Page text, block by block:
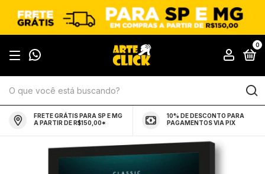
0
FRETE GRÁTIS PARA SP E MG
A PARTIR DE R$150,00*
10% DE DESCONTO PARA
PAGAMENTOS VIA PIX